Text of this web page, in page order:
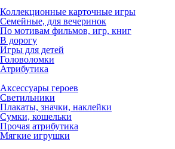
Коллекционные карточные игры
Семейные, для вечеринок
По мотивам фильмов, игр, книг
В дорогу
Игры для детей
Головоломки
Атрибутика
Аксессуары героев
Светильники
Плакаты, значки, наклейки
Сумки, кошельки
Прочая атрибутика
Мягкие игрушки